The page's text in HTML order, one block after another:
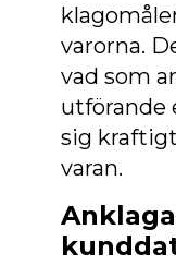
varorna.
vad som
utförande
sig
varan.